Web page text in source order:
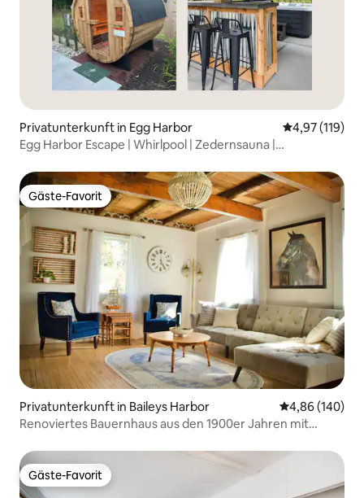
Privatunterkunft in Egg Harbor
4,97 (119)
Egg Harbor Escape | Whirlpool | Zedernsauna |
Gäste-Favorit
Gäste-Favorit
Privatunterkunft in Baileys Harbor
4,86 (140)
Renoviertes Bauernhaus aus den 1900er Jahren mit
Gäste-Favorit
Gäste-Favorit